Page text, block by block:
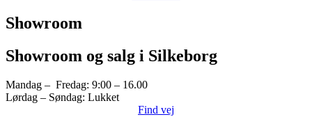
Showroom
Showroom og salg i Silkeborg
Mandag – Fredag: 9:00 – 16.00
Lørdag – Søndag: Lukket
Find vej